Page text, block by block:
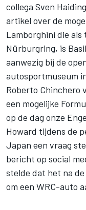
collega Sven
artikel over de
Lamborghini die
Nürburgring, is
aanwezig bij de
autosportmuseum
Roberto Chinchero
een mogelijke
op de dag onze
Howard tijdens de
Japan een vraag
bericht op social
stelde dat het na
om een WRC-auto